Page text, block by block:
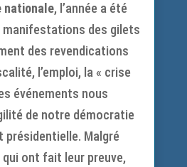
nationale, l’année a été
manifestations des gilets
des revendications
l’emploi, la « crise
événements nous
de notre démocratie
présidentielle. Malgré
ont fait leur preuve,